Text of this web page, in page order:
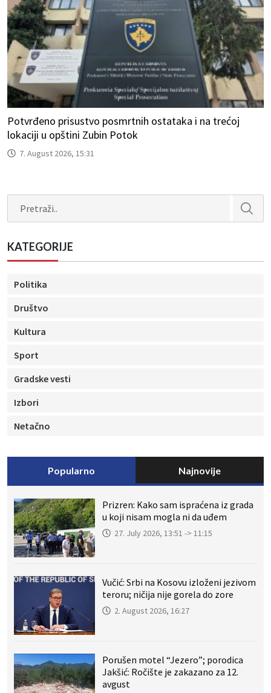
Potvrđeno prisustvo posmrtnih ostataka i na trećoj
lokaciji u opštini Zubin Potok
7. August 2026, 15:31
KATEGORIJE
Politika
Društvo
Kultura
Sport
Gradske vesti
Izbori
Netačno
Popularno Najnovije
Prizren: Kako sam ispraćena iz grada
u koji nisam mogla ni da uđem
27. July 2026, 13:51 -> 11:15
Vučić: Srbi na Kosovu izloženi jezivom
teroru; ničija nije gorela do zore
2. August 2026, 16:27
Porušen motel “Jezero”; porodica
Jakšić: Ročište je zakazano za 12.
avgust